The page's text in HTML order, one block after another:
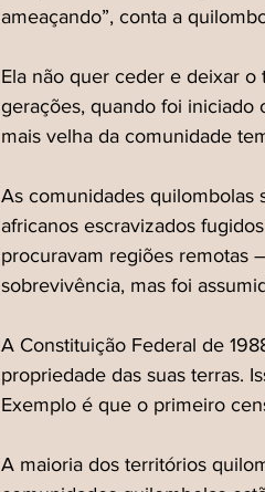
ameaçando”, conta a
Ela não quer ceder e deixar
gerações, quando foi iniciado
mais velha da comunidade
As comunidades quilombolas
africanos escravizados
procuravam regiões remotas
sobrevivência, mas foi
A Constituição Federal de
propriedade das suas terras.
Exemplo é que o primeiro
A maioria dos territórios